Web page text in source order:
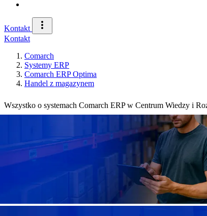
Kontakt
Kontakt
Comarch
Systemy ERP
Comarch ERP Optima
Handel z magazynem
Wszystko o systemach Comarch ERP w Centrum Wiedzy i